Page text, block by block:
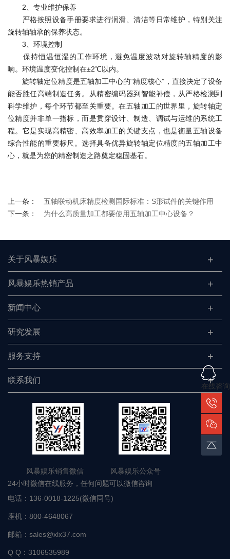
2、专业维护保养
严格按照设备手册要求进行润滑、清洁等日常维护，特别关注
旋转轴轴承的保养状态。
3、环境控制
保持恒温恒湿的工作环境，避免温度波动对旋转轴精度的影
响。环境温度变化控制在±2℃以内。
旋转轴定位精度是五轴加工中心的“精度核心”，直接决定了设备
能否胜任高端制造任务。从精密编码器到智能补偿，从严格检测到
科学维护，每个环节都至关重要。在五轴加工的世界里，旋转轴定
位精度并非单一指标，而是贯穿设计、制造、调试与运维的系统工
程。它是实现高精密、高效率加工的关键支点，也是衡量五轴设备
综合性能的重要标尺。选择具备优异旋转轴定位精度的五轴加工中
心，就是为您的精密制造之路奠定稳固基石。
上一条：
五轴联动机床精度检测国际标准：S形试件的关键作用
下一条：
为什么高质量加工都要使用五轴加工中心设备？
关于风暴娱乐
风暴娱乐热销产品
新闻中心
研究发展
服务支持
联系我们
风暴娱乐销售微信 风暴娱乐公众号
24小时微信在线服务，任何问题可以微信咨询
电话： 136-0018-1225(微信同号)
座机： 800-4648067
邮箱： sales@xlx37.com
Q Q： 3106535989
在线咨询